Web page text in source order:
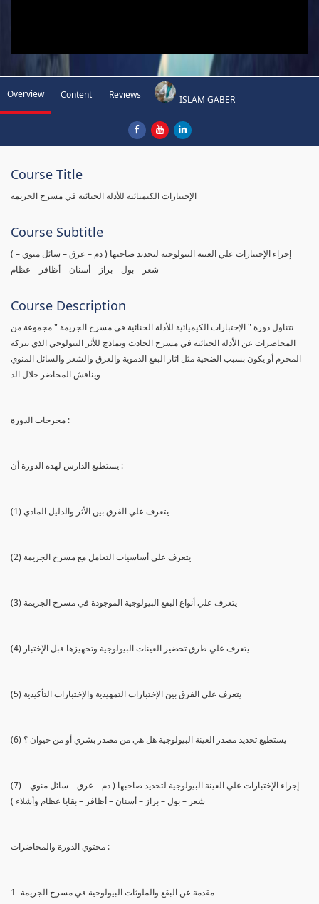
Overview Content Reviews ISLAM GABER
Course Title
الإختبارات الكيميائية للأدلة الجنائية في مسرح الجريمة
Course Subtitle
( إجراء الإختبارات علي العينة البيولوجية لتحديد صاحبها ( دم – عرق – سائل منوي –
شعر – بول – براز – أسنان – أظافر – عظام
Course Description
تتناول دورة " الإختبارات الكيميائية للأدلة الجنائية في مسرح الجريمة " مجموعة من
المحاضرات عن الأدلة الجنائية في مسرح الحادث ونماذج للأثر البيولوجي الذي يتركه
المجرم أو يكون بسبب الضحية مثل اثار البقع الدموية والعرق والشعر والسائل المنوي
ويناقش المحاضر خلال الد
مخرجات الدورة :
يستطيع الدارس لهذه الدورة أن :
(1) يتعرف علي الفرق بين الأثر والدليل المادي
(2) يتعرف علي أساسيات التعامل مع مسرح الجريمة
(3) يتعرف علي أنواع البقع البيولوجية الموجودة في مسرح الجريمة
(4) يتعرف علي طرق تحضير العينات البيولوجية وتجهيزها قبل الإختبار
(5) يتعرف علي الفرق بين الإختبارات التمهيدية والإختبارات التأكيدية
(6) يستطيع تحديد مصدر العينة البيولوجية هل هي من مصدر بشري أو من حيوان ؟
(7) إجراء الإختبارات علي العينة البيولوجية لتحديد صاحبها ( دم – عرق – سائل منوي –
شعر – بول – براز – أسنان – أظافر – بقايا عظام وأشلاء )
محتوي الدورة والمحاضرات :
1- مقدمة عن البقع والملوثات البيولوجية في مسرح الجريمة